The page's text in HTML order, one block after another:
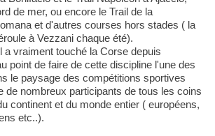
de mer, ou encore le Trail de la
et d'autres courses hors stades ( la
à Vezzani chaque été).
a vraiment touché la Corse depuis
point de faire de cette discipline l'une des
le paysage des compétitions sportives
de nombreux participants de tous les coins
continent et du monde entier ( européens,
etc..).